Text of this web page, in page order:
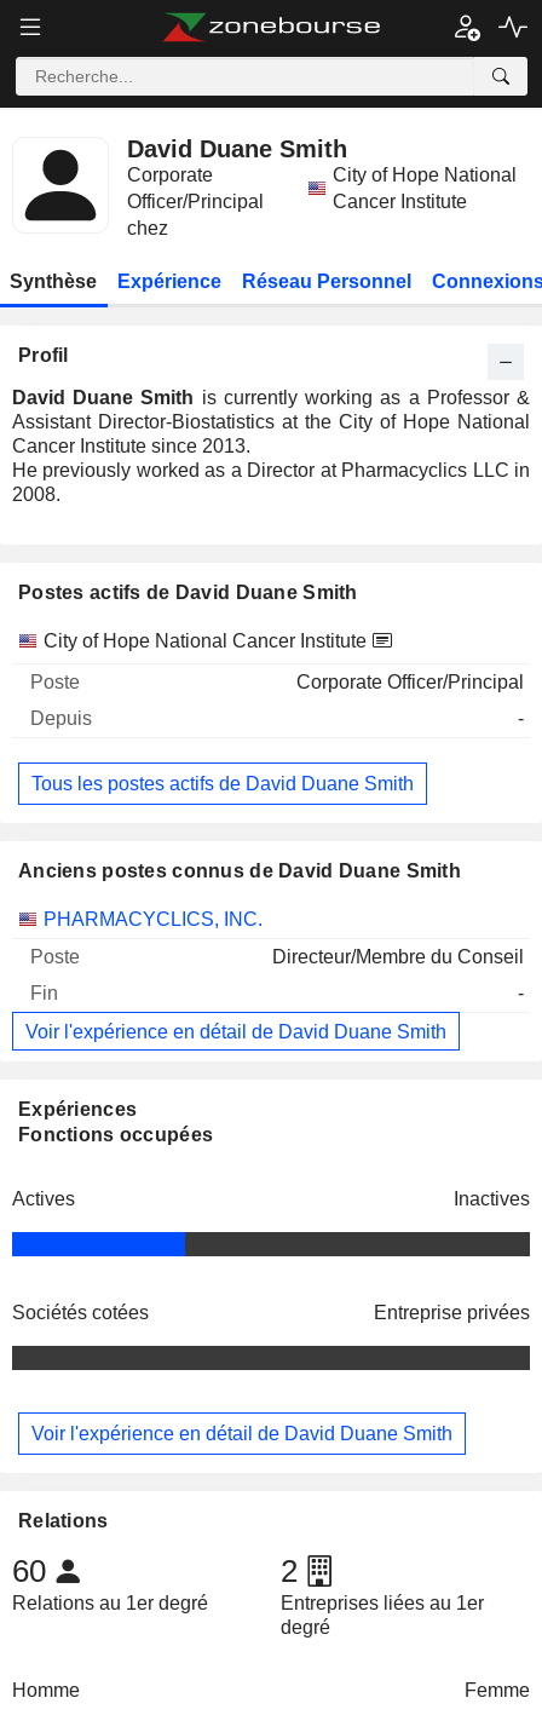
David Duane Smith
Corporate
Officer/Principal
chez
City of Hope National
Cancer Institute
Synthèse Expérience Réseau Personnel
Profil
David Duane Smith is currently working as a Professor &
Assistant Director-Biostatistics at the City of Hope National
Cancer Institute since 2013.
He previously worked as a Director at Pharmacyclics LLC in
2008.
Postes actifs de David Duane Smith
Sociétés Poste Début
City of Hope National Cancer Institute
Corporate Officer/Principal
-
Tous les postes actifs de David Duane Smith
Anciens postes connus de David Duane Smith
Sociétés Poste Fin
PHARMACYCLICS, INC.
Directeur/Membre du Conseil
-
Voir l'expérience en détail de David Duane Smith
Expériences
Fonctions occupées
Actives Inactives
Sociétés cotées Entreprise privées
Voir l'expérience en détail de David Duane Smith
Relations
60
Relations au 1er degré
2
Entreprises liées au 1er
degré
Homme Femme